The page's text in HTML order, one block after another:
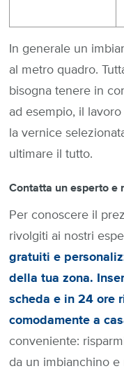
In generale un
al metro quadro.
bisogna tenere in
ad esempio, il
la vernice
ultimare il tutto.
Contatta un esperto e
Per conoscere il
rivolgiti ai nostri
gratuiti e
della tua zona.
scheda e in 24 ore
comodamente a
conveniente:
da un imbianchino e